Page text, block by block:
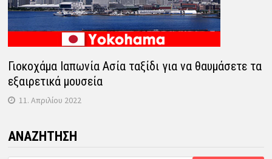
Γιοκοχάμα Ιαπωνία Ασία ταξίδι για να θαυμάσετε τα
εξαιρετικά μουσεία
11. Απριλίου 2022
ΑΝΑΖΉΤΗΣΗ